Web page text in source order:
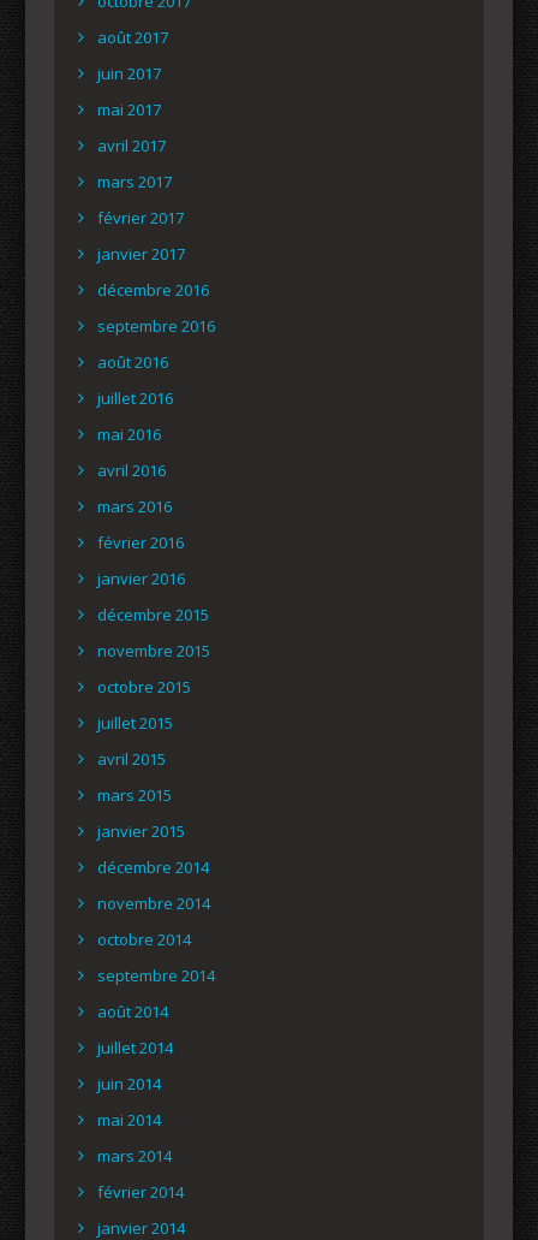
août 2017
juin 2017
mai 2017
avril 2017
mars 2017
février 2017
janvier 2017
décembre 2016
septembre 2016
août 2016
juillet 2016
mai 2016
avril 2016
mars 2016
février 2016
janvier 2016
décembre 2015
novembre 2015
octobre 2015
juillet 2015
avril 2015
mars 2015
janvier 2015
décembre 2014
novembre 2014
octobre 2014
septembre 2014
août 2014
juillet 2014
juin 2014
mai 2014
mars 2014
février 2014
janvier 2014